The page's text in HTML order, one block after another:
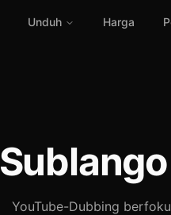
Unduh Harga
YouTube-Dubbing